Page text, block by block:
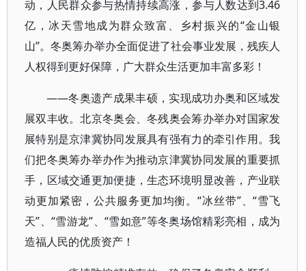
动，人民群众参与热情持续高涨，参与人数达到3.46
亿，冰天雪地成为群众致富、乡村振兴的“金山银
山”。冬奥筹办举办全面促进了社会事业发展，残疾人
人权得到更好保障，广大群众生活更加丰富多彩！
——冬奥遗产成果丰硕，实现成功办奥和区域发
展双丰收。北京冬奥会、冬残奥会筹办举办对国家发
展特别是京津冀协同发展具有强有力的牵引作用。我
们把冬奥筹办举办作为推动京津冀协同发展的重要抓
手，区域交通更加便捷，生态环境明显改善，产业联
动更加紧密，公共服务更加均衡。“冰丝带”、“雪飞
天”、“雪游龙”、“雪如意”等冬奥场馆精彩亮相，成为
造福人民的优质资产！